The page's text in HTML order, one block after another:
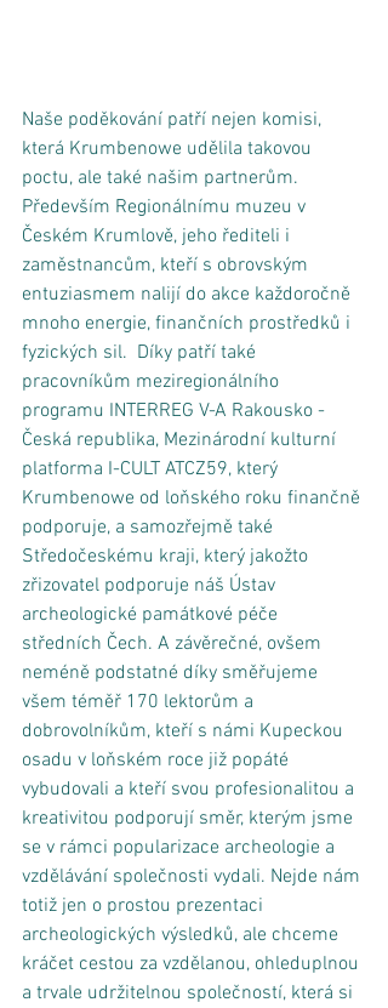
Naše poděkování patří nejen komisi,
která Krumbenowe udělila takovou
poctu, ale také našim partnerům.
Především Regionálnímu muzeu v
Českém Krumlově, jeho řediteli i
zaměstnancům, kteří s obrovským
entuziasmem nalijí do akce každoročně
mnoho energie, finančních prostředků i
fyzických sil.  Díky patří také
pracovníkům meziregionálního
programu INTERREG V-A Rakousko -
Česká republika, Mezinárodní kulturní
platforma I-CULT ATCZ59, který
Krumbenowe od loňského roku finančně
podporuje, a samozřejmě také
Středočeskému kraji, který jakožto
zřizovatel podporuje náš Ústav
archeologické památkové péče
středních Čech. A závěrečné, ovšem
neméně podstatné díky směřujeme
všem téměř 170 lektorům a
dobrovolníkům, kteří s námi Kupeckou
osadu v loňském roce již popáté
vybudovali a kteří svou profesionalitou a
kreativitou podporují směr, kterým jsme
se v rámci popularizace archeologie a
vzdělávání společnosti vydali. Nejde nám
totiž jen o prostou prezentaci
archeologických výsledků, ale chceme
kráčet cestou za vzdělanou, ohleduplnou
a trvale udržitelnou společností, která si